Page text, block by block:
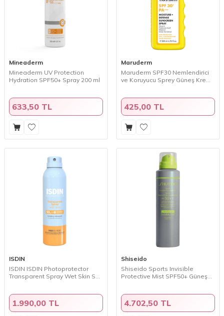
Mineaderm
Mineaderm UV Protection
Hydration SPF50+ Spray 200 ml
633,50 TL
Maruderm
Maruderm SPF30 Nemlendirici
ve Koruyucu Sprey Güneş Kremi
425,00 TL
ISDIN
ISDIN ISDIN Photoprotector
Transparent Spray Wet Skin SPF
1.990,00 TL
Shiseido
Shiseido Sports Invisible
Protective Mist SPF50+ Güneş
4.702,50 TL